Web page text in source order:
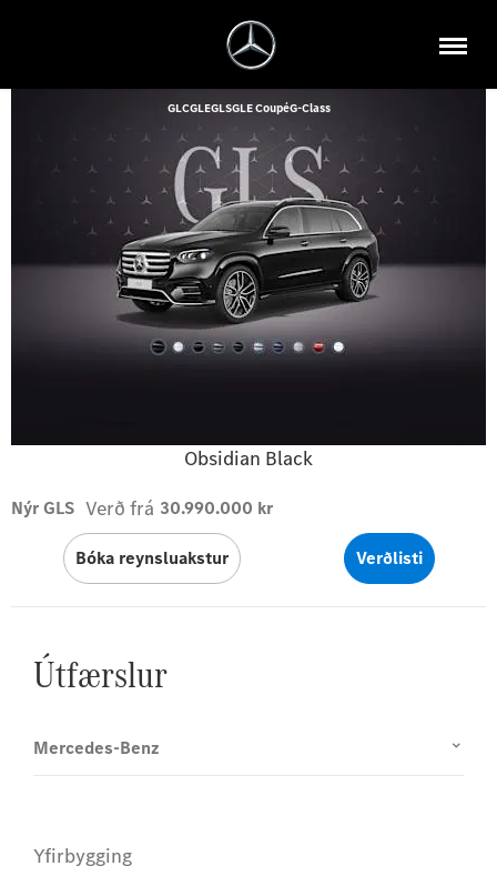
Obsidian Black
GLCGLEGLSGLE CoupéG-Class
Nýr GLS Verð frá 30.990.000 kr
Bóka reynsluakstur Verðlisti
Útfærslur
Mercedes-Benz
Yfirbygging